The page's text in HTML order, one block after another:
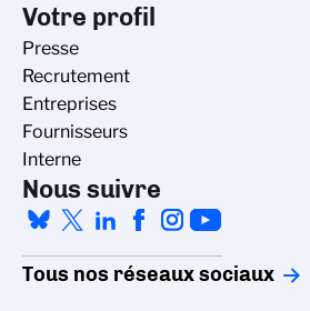
Votre profil
Presse
Recrutement
Entreprises
Fournisseurs
Interne
Nous suivre
Tous nos réseaux sociaux